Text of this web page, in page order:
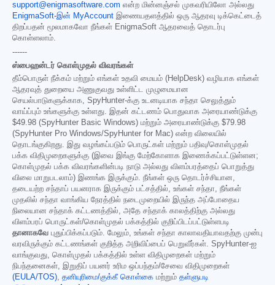
support@enigmasoftware.com என்ற மின்னஞ்சல் முகவரியிலோ அல்லது
EnigmaSoft-இன் MyAccount இணையதளத்தில் ஒரு ஆதரவு டிக்கெட்டைத்
திறப்பதன் மூலமாகவோ நீங்கள் EnigmaSoft ஆதரவைத் தொடர்பு
கொள்ளலாம்.
------
ஸ்பைஹன்டர் கொள்முதல் விவரங்கள்
தீம்பொருள் நீக்கம் மற்றும் எங்கள் உதவி மையம் (HelpDesk) வழியாக எங்கள்
ஆதரவுத் துறையை அணுகுவது உள்ளிட்ட முழுமையான
செயல்பாடுகளுக்காக, SpyHunter-க்கு உடனடியாக சந்தா செலுத்தும்
வாய்ப்பும் உங்களுக்கு உள்ளது. இதன் கட்டணம் பொதுவாக அரையாண்டுக்கு
$49.98 (SpyHunter Basic Windows) மற்றும் அரையாண்டுக்கு $79.98
(SpyHunter Pro Windows/SpyHunter for Mac) என்ற விலையில்
தொடங்குகிறது. இது வழங்கப்படும் பொருட்கள் மற்றும் பதிவு/கொள்முதல்
பக்க விதிமுறைகளுக்கு (இவை இங்கு மேற்கோளாக இணைக்கப்பட்டுள்ளன;
கொள்முதல் பக்க விவரங்களின்படி நாடு அல்லது விளம்பரத்தைப் பொறுத்து
விலை மாறுபடலாம்) இணங்க இருக்கும். நீங்கள் ஒரு தொடர்ச்சியான,
தடையற்ற சந்தாப் பயனராக இருக்கும் பட்சத்தில், உங்கள் சந்தா, நீங்கள்
முதலில் சந்தா வாங்கிய நேரத்தில் நடைமுறையில் இருந்த அப்போதைய
நிலையான சந்தாக் கட்டணத்தில், அதே சந்தாக் காலத்திற்கு அல்லது
விளம்பரப் பொருட்கள்/கொள்முதல் பக்கத்தில் குறிப்பிடப்பட்டுள்ளபடி
தானாகவே புதுப்பிக்கப்படும். மேலும், உங்கள் சந்தா காலாவதியாவதற்கு முன்பு
வரவிருக்கும் கட்டணங்கள் குறித்த அறிவிப்பைப் பெறுவீர்கள். SpyHunter-ஐ
வாங்குவது, கொள்முதல் பக்கத்தில் உள்ள விதிமுறைகள் மற்றும்
நிபந்தனைகள், இறுதிப் பயனர் உரிம ஒப்பந்தம்/சேவை விதிமுறைகள்
(EULA/TOS), தனியுரிமை/குக்கீ கொள்கை மற்றும் தள்ளுபடி